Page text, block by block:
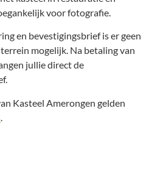
voor fotografie.
en bevestigingsbrief is er geen
mogelijk. Na betaling van
jullie direct de
Kasteel Amerongen gelden
.